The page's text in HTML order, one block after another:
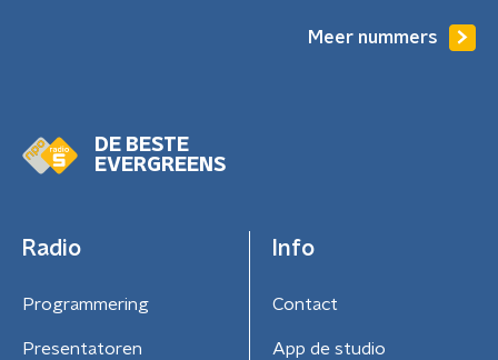
Meer nummers
DE BESTE
EVERGREENS
Radio
Programmering
Presentatoren
Info
Contact
App de studio